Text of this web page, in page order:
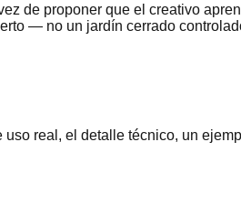
de proponer que el creativo
— no un jardín cerrado
real, el detalle técnico, un